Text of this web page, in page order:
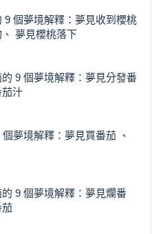
9 個夢境解釋：夢見收到櫻桃
夢見櫻桃落下
9 個夢境解釋：夢見分發番
汁
夢境解釋：夢見買番茄 、
9 個夢境解釋：夢見爛番